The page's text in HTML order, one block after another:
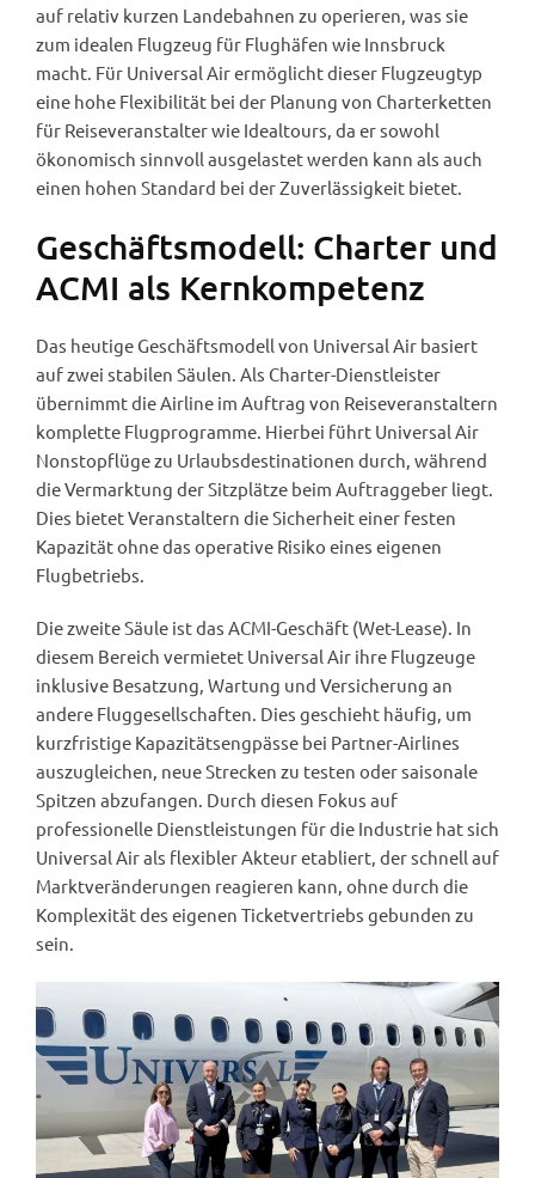
auf relativ kurzen Landebahnen zu operieren, was sie
zum idealen Flugzeug für Flughäfen wie Innsbruck
macht. Für Universal Air ermöglicht dieser Flugzeugtyp
eine hohe Flexibilität bei der Planung von Charterketten
für Reiseveranstalter wie Idealtours, da er sowohl
ökonomisch sinnvoll ausgelastet werden kann als auch
einen hohen Standard bei der Zuverlässigkeit bietet.
Geschäftsmodell: Charter und
ACMI als Kernkompetenz
Das heutige Geschäftsmodell von Universal Air basiert
auf zwei stabilen Säulen. Als Charter-Dienstleister
übernimmt die Airline im Auftrag von Reiseveranstaltern
komplette Flugprogramme. Hierbei führt Universal Air
Nonstopflüge zu Urlaubsdestinationen durch, während
die Vermarktung der Sitzplätze beim Auftraggeber liegt.
Dies bietet Veranstaltern die Sicherheit einer festen
Kapazität ohne das operative Risiko eines eigenen
Flugbetriebs.
Die zweite Säule ist das ACMI-Geschäft (Wet-Lease). In
diesem Bereich vermietet Universal Air ihre Flugzeuge
inklusive Besatzung, Wartung und Versicherung an
andere Fluggesellschaften. Dies geschieht häufig, um
kurzfristige Kapazitätsengpässe bei Partner-Airlines
auszugleichen, neue Strecken zu testen oder saisonale
Spitzen abzufangen. Durch diesen Fokus auf
professionelle Dienstleistungen für die Industrie hat sich
Universal Air als flexibler Akteur etabliert, der schnell auf
Marktveränderungen reagieren kann, ohne durch die
Komplexität des eigenen Ticketvertriebs gebunden zu
sein.